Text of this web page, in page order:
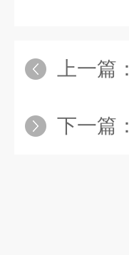
上一篇：
下一篇：